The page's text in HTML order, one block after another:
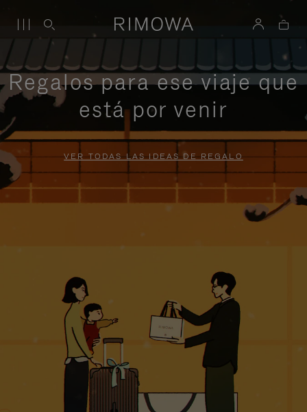
Regalos para ese viaje que
está por venir
VER TODAS LAS IDEAS DE REGALO